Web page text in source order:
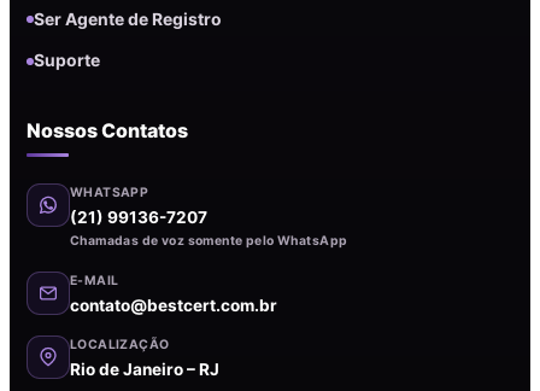
Ser Agente de Registro
Suporte
Nossos Contatos
WHATSAPP
(21) 99136-7207
Chamadas de voz somente pelo WhatsApp
E-MAIL
contato@bestcert.com.br
LOCALIZAÇÃO
Rio de Janeiro – RJ